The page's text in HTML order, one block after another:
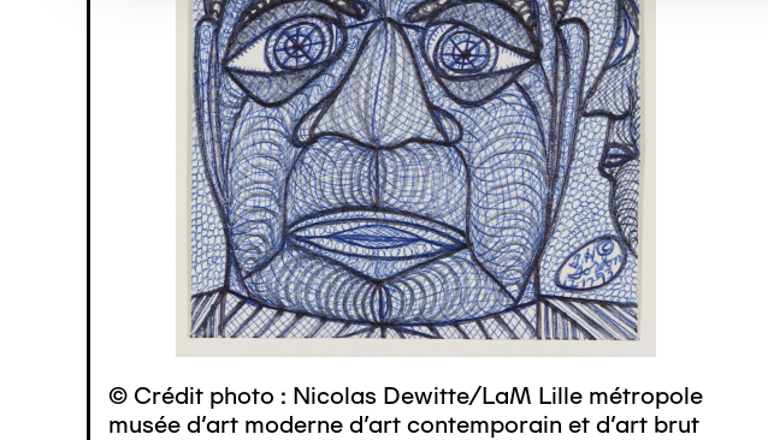
© Crédit photo : Nicolas Dewitte/LaM Lille métropole
musée d’art moderne d’art contemporain et d’art brut